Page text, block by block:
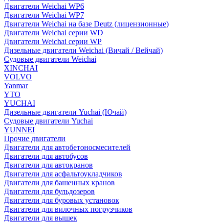
Двигатели Weichai WP6
Двигатели Weichai WP7
Двигатели Weichai на базе Deutz (лицензионные)
Двигатели Weichai серии WD
Двигатели Weichai серии WP
Дизельные двигатели Weichai (Вичай / Вейчай)
Судовые двигатели Weichai
XINCHAI
VOLVO
Yanmar
YTO
YUCHAI
Дизельные двигатели Yuchai (Ючай)
Судовые двигатели Yuchai
YUNNEI
Прочие двигатели
Двигатели для автобетоносмесителей
Двигатели для автобусов
Двигатели для автокранов
Двигатели для асфальтоукладчиков
Двигатели для башенных кранов
Двигатели для бульдозеров
Двигатели для буровых установок
Двигатели для вилочных погрузчиков
Двигатели для вышек